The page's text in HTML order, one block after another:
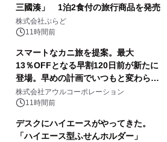
三國湊」 1泊2食付の旅行商品を発売
株式会社ぷらど
11時間前
スマートなカニ旅を提案。最大
13％OFFとなる早割120日前が新たに
登場。早めの計画でいつもと変わらぬ
大人の冬旅を。ー夕日ヶ浦温泉「佳松
苑 別邸ふうか」ー
株式会社アウルコーポレーション
11時間前
デスクにハイエースがやってきた。
「ハイエース型ふせんホルダー」